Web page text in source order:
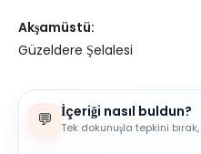
Akşamüstü:
Güzeldere Şelalesi
💬 İçeriği nasıl buldun?
Tek dokunuşla tepkini